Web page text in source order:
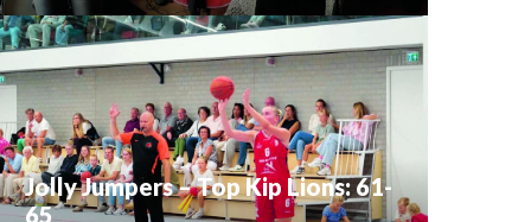
Jolly Jumpers – Top Kip Lions: 61-
65